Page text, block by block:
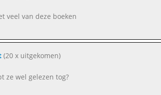
veel van deze boeken
(20 x uitgekomen)
ze wel gelezen tog?